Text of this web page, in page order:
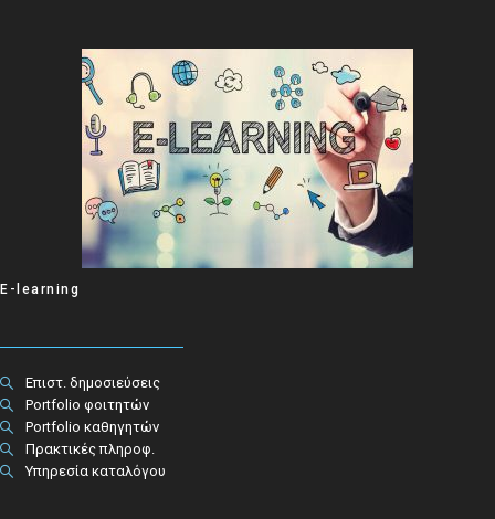
E-learning
Επιστ. δημοσιεύσεις
Portfolio φοιτητών
Portfolio καθηγητών
Πρακτικές πληροφ.​
Υπηρεσία καταλόγου